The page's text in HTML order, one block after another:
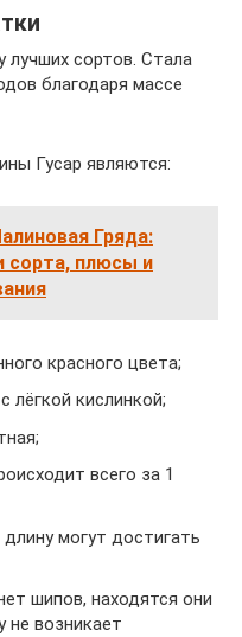
лучших сортов. Стала
благодаря массе
Гусар являются:
Гряда:
сорта, плюсы и
красного цвета;
лёгкой кислинкой;
всего за 1
могут достигать
шипов, находятся они
не возникает